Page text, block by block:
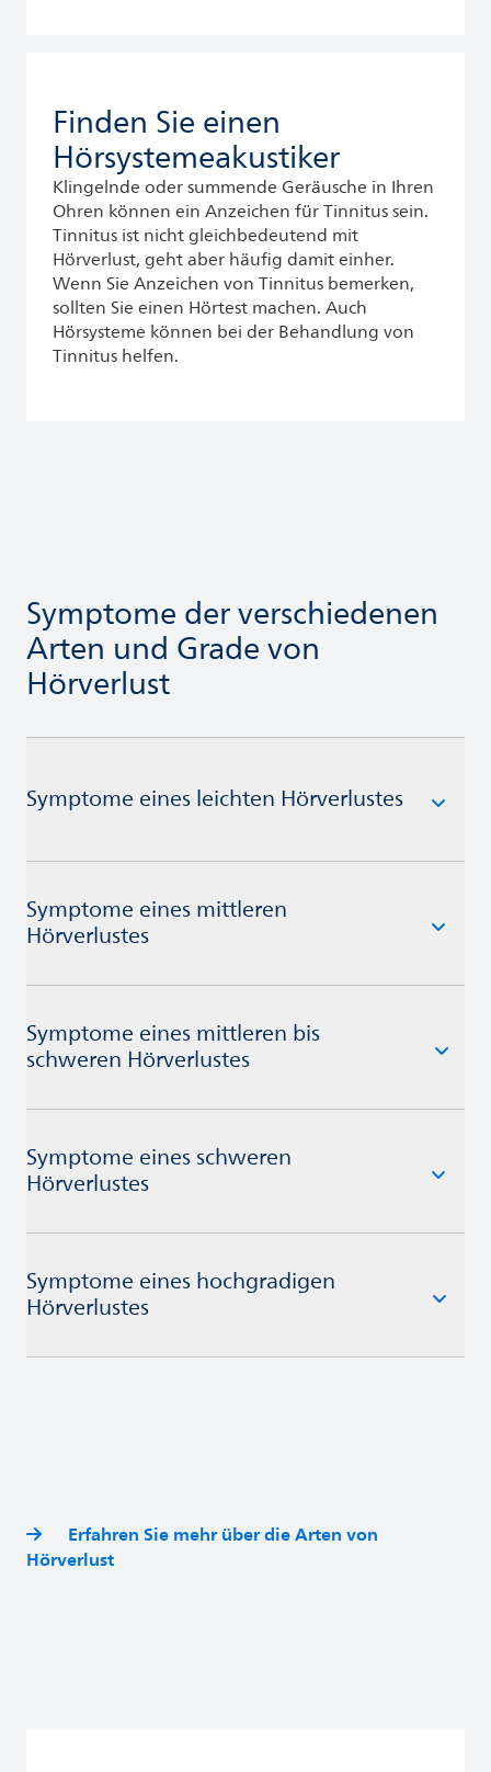
Finden Sie einen
Hörsystemeakustiker
Klingelnde oder summende Geräusche in Ihren
Ohren können ein Anzeichen für Tinnitus sein.
Tinnitus ist nicht gleichbedeutend mit
Hörverlust, geht aber häufig damit einher.
Wenn Sie Anzeichen von Tinnitus bemerken,
sollten Sie einen Hörtest machen. Auch
Hörsysteme können bei der Behandlung von
Tinnitus helfen.
Symptome der verschiedenen
Arten und Grade von
Hörverlust
Symptome eines leichten Hörverlustes
Symptome eines mittleren
Hörverlustes
Symptome eines mittleren bis
schweren Hörverlustes
Symptome eines schweren
Hörverlustes
Symptome eines hochgradigen
Hörverlustes
Erfahren Sie mehr über die Arten von
Hörverlust